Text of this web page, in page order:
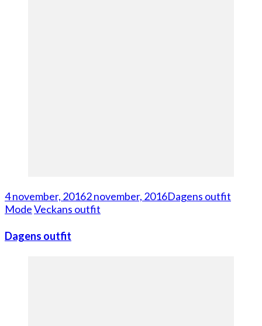
4 november, 20162 november, 2016Dagens outfit
ModeVeckans outfit
Dagens outfit